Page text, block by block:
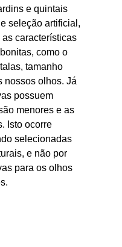
e quintais
seleção artificial,
características
como o
tamanho
nossos olhos. Já
possuem
menores e as
Isto ocorre
selecionadas
e não por
para os olhos